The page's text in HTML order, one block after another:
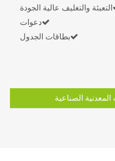
التعبئة والتغليف عالية الجودة
دعوات
بطاقات الجدول
الصناعية